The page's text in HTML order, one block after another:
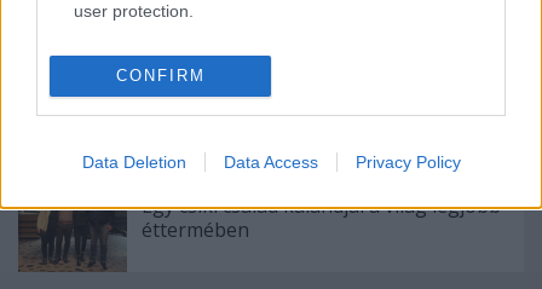
user protection.
CONFIRM
Data Deletion Data Access Privacy Policy
A dicsőséges olasz konyhának kevesebb
köze van az ősi hagyományokhoz, mint
Amerikához
Egy csíki család kalandjai a világ legjobb
éttermében